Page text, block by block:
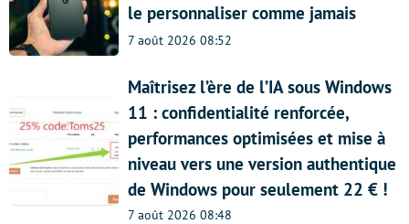
le personnaliser comme jamais
7 août 2026 08:52
Maîtrisez l’ère de l’IA sous Windows
11 : confidentialité renforcée,
performances optimisées et mise à
niveau vers une version authentique
de Windows pour seulement 22 € !
7 août 2026 08:48